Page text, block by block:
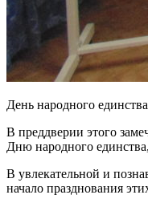
День народного
В преддверии этого
Дню народного
В увлекательной и
начало празднования